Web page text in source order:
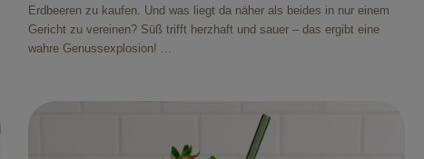
Erdbeeren zu kaufen. Und was liegt da näher als beides in nur einem
Gericht zu vereinen? Süß trifft herzhaft und sauer – das ergibt eine
wahre Genussexplosion! ...